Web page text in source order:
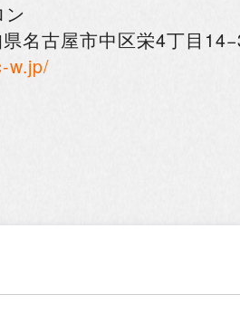
ン
名古屋市中区栄4丁目14
w.jp/